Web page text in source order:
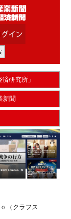
研究所」
新聞
（クラフス